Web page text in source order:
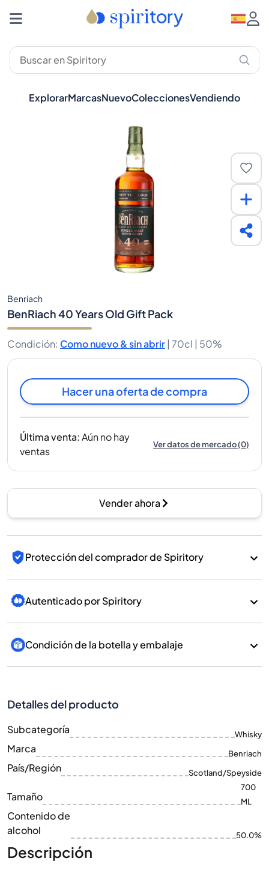
ExplorarMarcasNuevoColeccionesVendiendo
Benriach
BenRiach 40 Years Old Gift Pack
Condición: Como nuevo & sin abrir | 70cl | 50%
Hacer una oferta de compra
Última venta:Aún no hay
ventas
Ver datos de mercado(0)
Vender ahora
Protección del comprador de Spiritory
Autenticado por Spiritory
Condición de la botella y embalaje
Detalles del producto
Subcategoría Whisky
Marca Benriach
País/Región Scotland/Speyside
Tamaño
700
ML
Contenido de
alcohol
50.0%
Descripción